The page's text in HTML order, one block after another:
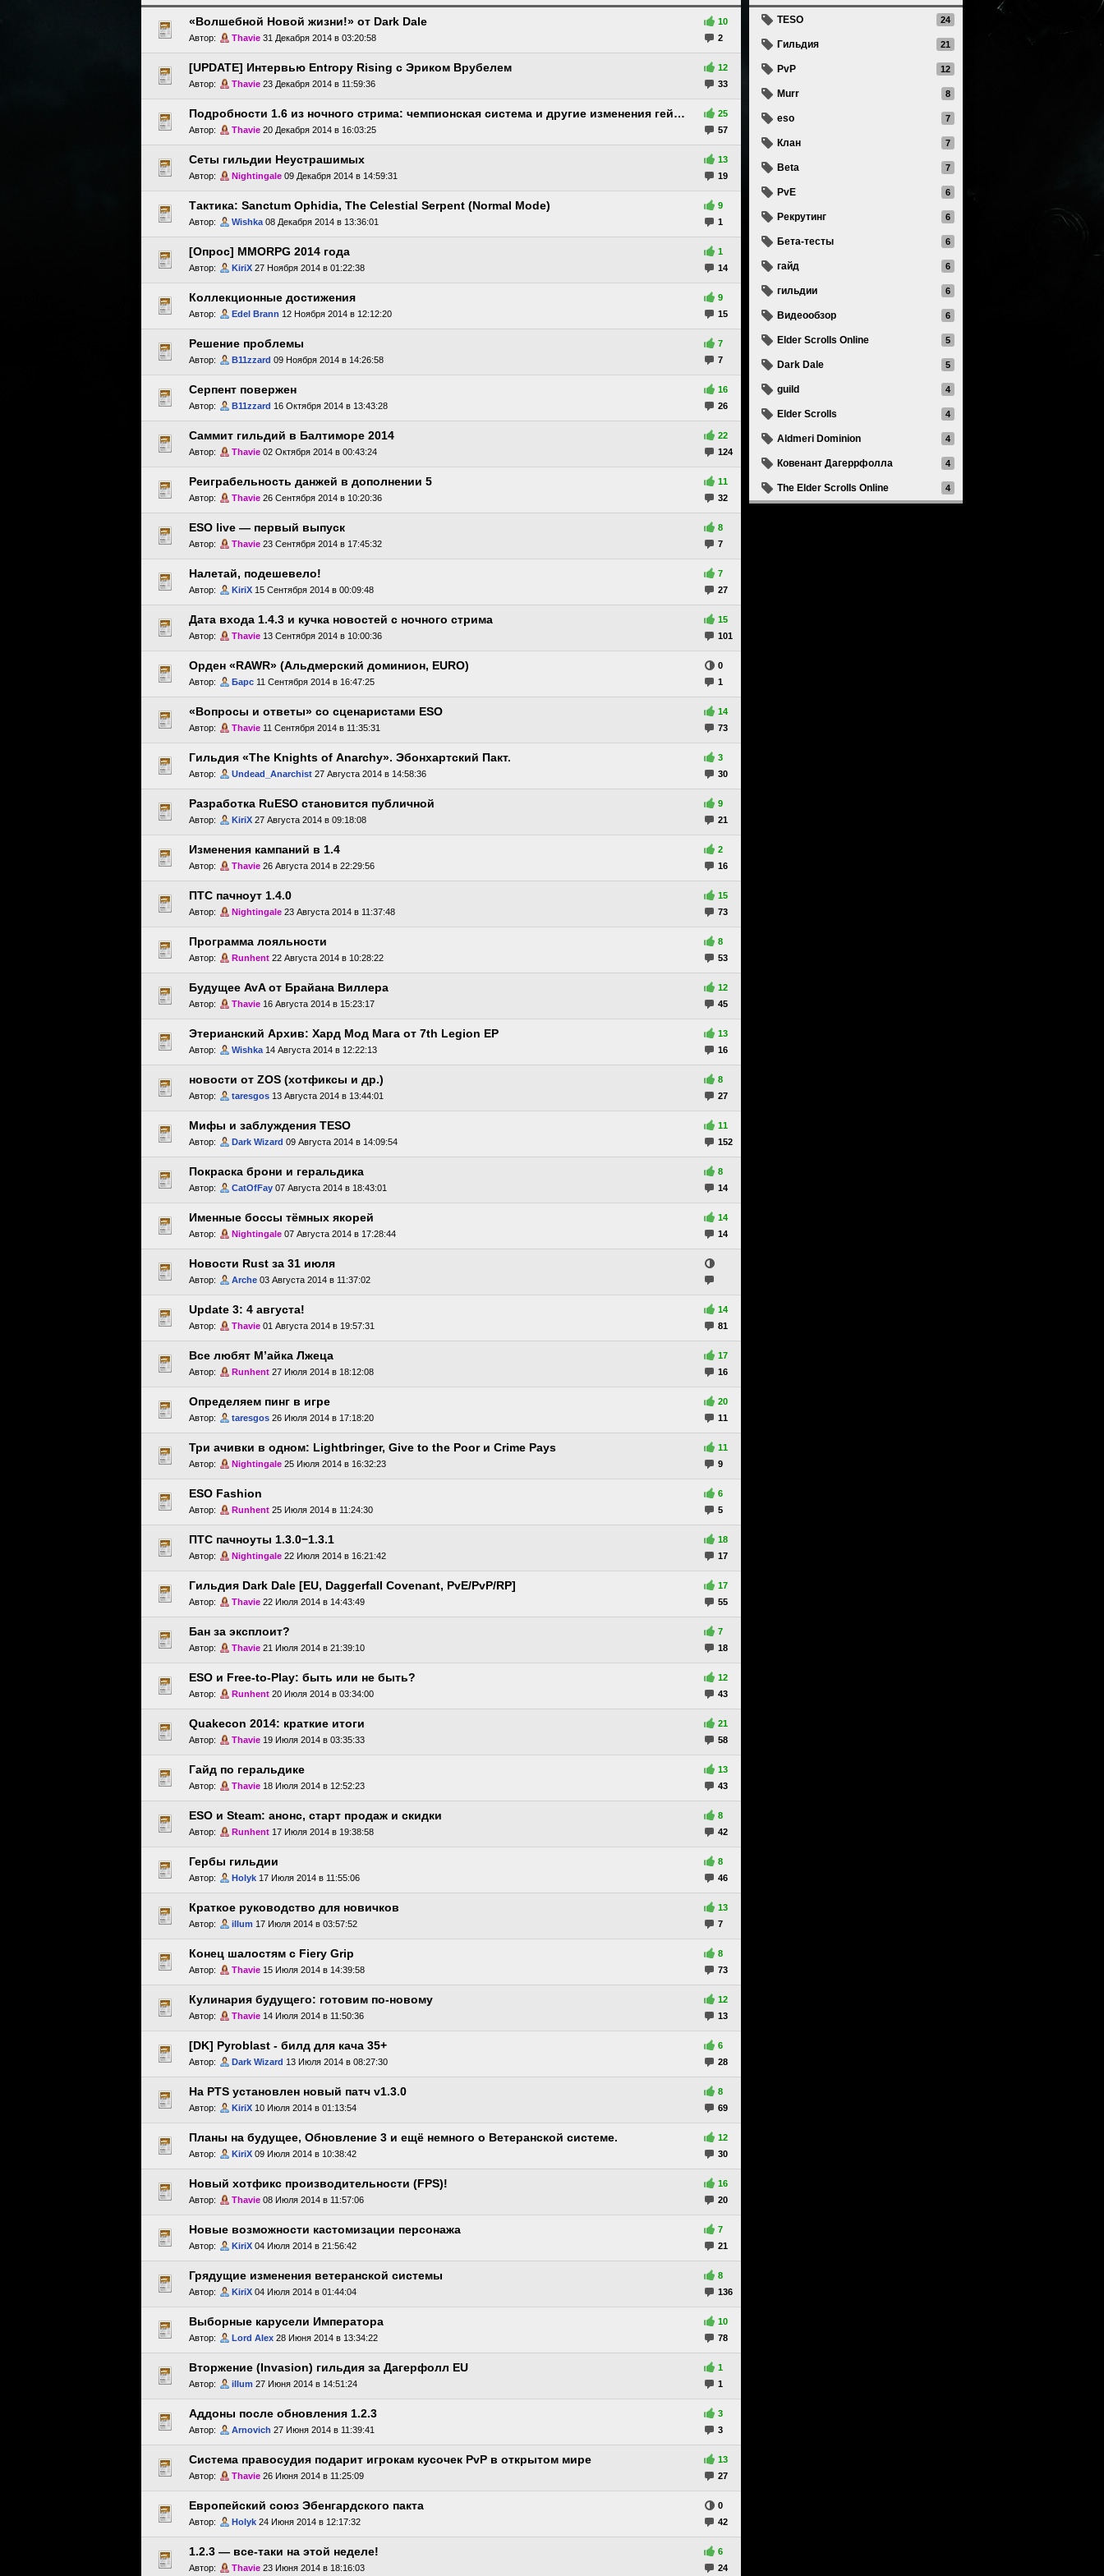
«Волшебной Новой жизни!» от Dark Dale
Автор: Thavie 31 Декабря 2014 в 03:20:58
10
2
[UPDATE] Интервью Entropy Rising с Эриком Врубелем
Автор: Thavie 23 Декабря 2014 в 11:59:36
12
33
Подробности 1.6 из ночного стрима: чемпионская система и другие изменения геймплея
Автор: Thavie 20 Декабря 2014 в 16:03:25
25
57
Сеты гильдии Неустрашимых
Автор: Nightingale 09 Декабря 2014 в 14:59:31
13
19
Тактика: Sanctum Ophidia, The Celestial Serpent (Normal Mode)
Автор: Wishka 08 Декабря 2014 в 13:36:01
9
1
[Опрос] MMORPG 2014 года
Автор: KiriX 27 Ноября 2014 в 01:22:38
1
14
Коллекционные достижения
Автор: Edel Brann 12 Ноября 2014 в 12:12:20
9
15
Решение проблемы
Автор: B11zzard 09 Ноября 2014 в 14:26:58
7
7
Серпент повержен
Автор: B11zzard 16 Октября 2014 в 13:43:28
16
26
Саммит гильдий в Балтиморе 2014
Автор: Thavie 02 Октября 2014 в 00:43:24
22
124
Реиграбельность данжей в дополнении 5
Автор: Thavie 26 Сентября 2014 в 10:20:36
11
32
ESO live — первый выпуск
Автор: Thavie 23 Сентября 2014 в 17:45:32
8
7
Налетай, подешевело!
Автор: KiriX 15 Сентября 2014 в 00:09:48
7
27
Дата входа 1.4.3 и кучка новостей с ночного стрима
Автор: Thavie 13 Сентября 2014 в 10:00:36
15
101
Орден «RAWR» (Aльдмерский доминион, EURO)
Автор: Барс 11 Сентября 2014 в 16:47:25
0
1
«Вопросы и ответы» со сценаристами ESO
Автор: Thavie 11 Сентября 2014 в 11:35:31
14
73
Гильдия «The Knights of Anarchy». Эбонхартский Пакт.
Автор: Undead_Anarchist 27 Августа 2014 в 14:58:36
3
30
Разработка RuESO становится публичной
Автор: KiriX 27 Августа 2014 в 09:18:08
9
21
Изменения кампаний в 1.4
Автор: Thavie 26 Августа 2014 в 22:29:56
2
16
ПТС пачнoут 1.4.0
Автор: Nightingale 23 Августа 2014 в 11:37:48
15
73
Программа лояльности
Автор: Runhent 22 Августа 2014 в 10:28:22
8
53
Будущее AvA от Брайана Виллера
Автор: Thavie 16 Августа 2014 в 15:23:17
12
45
Этерианский Архив: Хард Мод Мага от 7th Legion EP
Автор: Wishka 14 Августа 2014 в 12:22:13
13
16
новости от ZOS (хотфиксы и др.)
Автор: taresgos 13 Августа 2014 в 13:44:01
8
27
Мифы и заблуждения TESO
Автор: Dark Wizard 09 Августа 2014 в 14:09:54
11
152
Покраска брони и геральдика
Автор: CatOfFay 07 Августа 2014 в 18:43:01
8
14
Именные боссы тёмных якорей
Автор: Nightingale 07 Августа 2014 в 17:28:44
14
14
Новости Rust за 31 июля
Автор: Arche 03 Августа 2014 в 11:37:02
Update 3: 4 августа!
Автор: Thavie 01 Августа 2014 в 19:57:31
14
81
Все любят М’айка Лжеца
Автор: Runhent 27 Июля 2014 в 18:12:08
17
16
Определяем пинг в игре
Автор: taresgos 26 Июля 2014 в 17:18:20
20
11
Три ачивки в одном: Lightbringer, Give to the Poor и Crime Pays
Автор: Nightingale 25 Июля 2014 в 16:32:23
11
9
ESO Fashion
Автор: Runhent 25 Июля 2014 в 11:24:30
6
5
ПТС пачноуты 1.3.0−1.3.1
Автор: Nightingale 22 Июля 2014 в 16:21:42
18
17
Гильдия Dark Dale [EU, Daggerfall Covenant, PvE/PvP/RP]
Автор: Thavie 22 Июля 2014 в 14:43:49
17
55
Бан за эксплоит?
Автор: Thavie 21 Июля 2014 в 21:39:10
7
18
ESO и Free-to-Play: быть или не быть?
Автор: Runhent 20 Июля 2014 в 03:34:00
12
43
Quakecon 2014: краткие итоги
Автор: Thavie 19 Июля 2014 в 03:35:33
21
58
Гайд по геральдике
Автор: Thavie 18 Июля 2014 в 12:52:23
13
43
ESO и Steam: анонс, старт продаж и скидки
Автор: Runhent 17 Июля 2014 в 19:38:58
8
42
Гербы гильдии
Автор: Holyk 17 Июля 2014 в 11:55:06
8
46
Краткое руководство для новичков
Автор: illum 17 Июля 2014 в 03:57:52
13
7
Конец шалостям с Fiery Grip
Автор: Thavie 15 Июля 2014 в 14:39:58
8
73
Кулинария будущего: готовим по-новому
Автор: Thavie 14 Июля 2014 в 11:50:36
12
13
[DK] Pyroblast - билд для кача 35+
Автор: Dark Wizard 13 Июля 2014 в 08:27:30
6
28
На PTS установлен новый патч v1.3.0
Автор: KiriX 10 Июля 2014 в 01:13:54
8
69
Планы на будущее, Обновление 3 и ещё немного о Ветеранской системе.
Автор: KiriX 09 Июля 2014 в 10:38:42
12
30
Новый хотфикс производительности (FPS)!
Автор: Thavie 08 Июля 2014 в 11:57:06
16
20
Новые возможности кастомизации персонажа
Автор: KiriX 04 Июля 2014 в 21:56:42
7
21
Грядущие изменения ветеранской системы
Автор: KiriX 04 Июля 2014 в 01:44:04
8
136
Выборные карусели Императора
Автор: Lord Alex 28 Июня 2014 в 13:34:22
10
78
Вторжение (Invasion) гильдия за Дагерфолл EU
Автор: illum 27 Июня 2014 в 14:51:24
1
1
Аддоны после обновления 1.2.3
Автор: Arnovich 27 Июня 2014 в 11:39:41
3
3
Система правосудия подарит игрокам кусочек PvP в открытом мире
Автор: Thavie 26 Июня 2014 в 11:25:09
13
27
Европейский союз Эбенгардского пакта
Автор: Holyk 24 Июня 2014 в 12:17:32
0
42
1.2.3 — все-таки на этой неделе!
Автор: Thavie 23 Июня 2014 в 18:16:03
6
24
24
TESO
21
Гильдия
12
PvP
8
Murr
7
eso
7
Клан
7
Beta
6
PvE
6
Рекрутинг
6
Бета-тесты
6
гайд
6
гильдии
6
Видеообзор
5
Elder Scrolls Online
5
Dark Dale
4
guild
4
Elder Scrolls
4
Aldmeri Dominion
4
Ковенант Дагеррфолла
4
The Elder Scrolls Online